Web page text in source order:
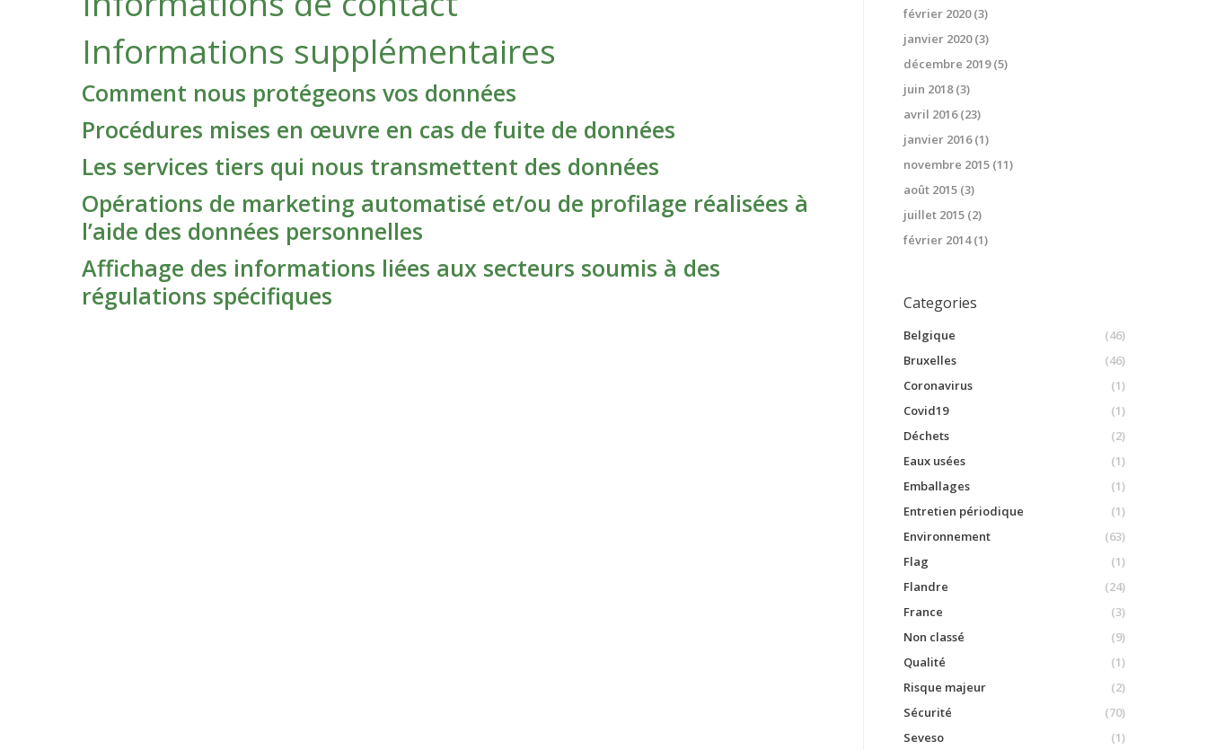
Informations supplémentaires
Comment nous protégeons vos données
Procédures mises en œuvre en cas de fuite de données
Les services tiers qui nous transmettent des données
Opérations de marketing automatisé et/ou de profilage réalisées à
l’aide des données personnelles
Affichage des informations liées aux secteurs soumis à des
régulations spécifiques
février 2020(3)
janvier 2020(3)
décembre 2019(5)
juin 2018(3)
avril 2016(23)
janvier 2016(1)
novembre 2015 (11)
août 2015 (3)
juillet 2015 (2)
février 2014(1)
Categories
Belgique
(46)
Bruxelles
(46)
Coronavirus
(1)
Covid19
(1)
Déchets
(2)
Eaux usées
(1)
Emballages
(1)
Entretien périodique
(1)
Environnement
(63)
Flag
(1)
Flandre
(24)
France
(3)
Non classé
(9)
Qualité
(1)
Risque majeur
(2)
Sécurité
(70)
Seveso
(1)